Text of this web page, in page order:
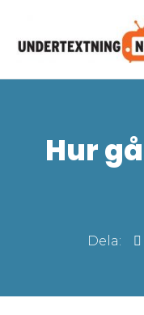
Hur
Dela: